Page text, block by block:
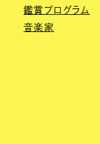
鑑賞プログラム
音楽家